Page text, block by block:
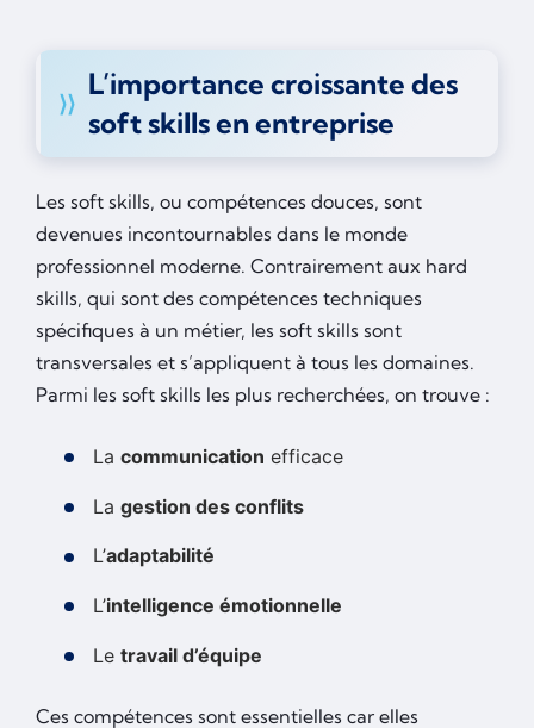
L’importance croissante des
soft skills en entreprise
Les soft skills, ou compétences douces, sont
devenues incontournables dans le monde
professionnel moderne. Contrairement aux hard
skills, qui sont des compétences techniques
spécifiques à un métier, les soft skills sont
transversales et s’appliquent à tous les domaines.
Parmi les soft skills les plus recherchées, on trouve :
La communication efficace
La gestion des conflits
L’adaptabilité
L’intelligence émotionnelle
Le travail d’équipe
Ces compétences sont essentielles car elles